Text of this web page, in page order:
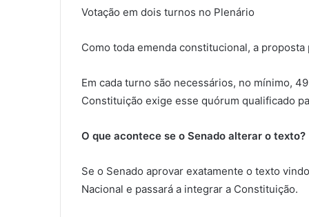
Votação em dois turnos no Plenário
Como toda emenda constitucional, a
Em cada turno são necessários, no mínimo,
Constituição exige esse quórum qualificado
O que acontece se o Senado alterar o texto?
Se o Senado aprovar exatamente o texto
Nacional e passará a integrar a Constituição.